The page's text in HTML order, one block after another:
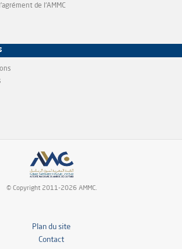
de l'AMMC
© Copyright 2011-2026 AMMC.
Plan du site
Contact